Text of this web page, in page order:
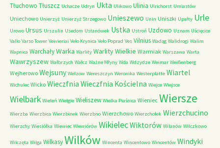
Tłuchowo Tłuszcz Uchacze Udryn Ukta Ulikowo Ulinia Ulrichorst Umiastów
Uniechowo Unierzyż Unierzyż Strzegowo Unieszewo Unin Uniszki Upałty Urle
Urowo Ursus Urszulin Usedom Ustanówek Ustka Ustroń Uzdowo Uznam Uścięcice
Vallo Varso Tower Veivieriai Velo Krynica Velo Poprad Ves Vilnius Wadąg Walidrogi Walim
Wapnica WarchałyWarka Warlity Warlity Wielkie Warmiak Warszawa Warta
Wawrzyszew Wałbrzych Wałcz Ważne Młyny Wda Wdzydze Weimar Weißenberg
Wejherowo Wejsuny Welzow Wereszczyn Weronika Westerplatte Wiartel
Wichulec Wicko Wieczfnia Wieczfnia Kościelna Wiejce Wiejsce
Wielbark Wieleń Wielgie Wieliszew Wielka Piaśnica Wieniec Wiersze
Wierzba Wierzbica Wierzbinek Wierzbno Wierzchowo Wierzchołek Wierzchucino
Wierzchy Wiesiółka Wiewiec Wiewiórów WikielecWiktorów Wilanów Wilczkowo
Wilczęta Wilga WilkasyWilków Wincenta Wincentowo Wincentów Windyki